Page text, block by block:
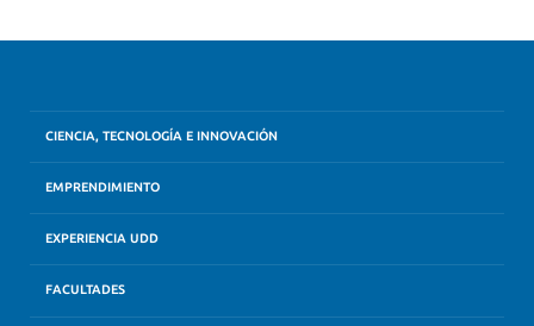
CIENCIA, TECNOLOGÍA E INNOVACIÓN
EMPRENDIMIENTO
EXPERIENCIA UDD
FACULTADES